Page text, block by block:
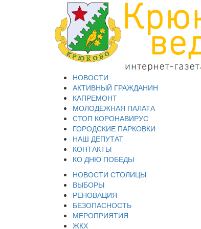
НОВОСТИ
АКТИВНЫЙ ГРАЖДАНИН
КАПРЕМОНТ
МОЛОДЕЖНАЯ ПАЛАТА
СТОП КОРОНАВИРУС
ГОРОДСКИЕ ПАРКОВКИ
НАШ ДЕПУТАТ
КОНТАКТЫ
КО ДНЮ ПОБЕДЫ
НОВОСТИ СТОЛИЦЫ
ВЫБОРЫ
РЕНОВАЦИЯ
БЕЗОПАСНОСТЬ
МЕРОПРИЯТИЯ
ЖКХ